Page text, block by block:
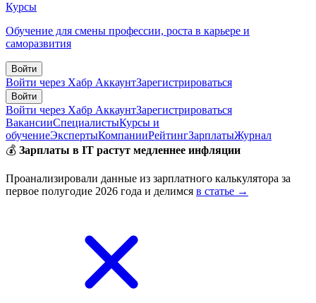
Курсы
Обучение для смены профессии, роста в карьере и
саморазвития
Войти
Войти через Хабр АккаунтЗарегистрироваться
Войти
Войти через Хабр АккаунтЗарегистрироваться
ВакансииСпециалистыКурсы и
обучениеЭкспертыКомпанииРейтингЗарплатыЖурнал
💰 Зарплаты в IT растут медленнее инфляции
Проанализировали данные из зарплатного калькулятора за
первое полугодие 2026 года и делимся в статье →